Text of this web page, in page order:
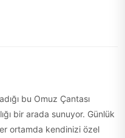
bu Omuz Çantası
bir arada sunuyor. Günlük
ortamda kendinizi özel